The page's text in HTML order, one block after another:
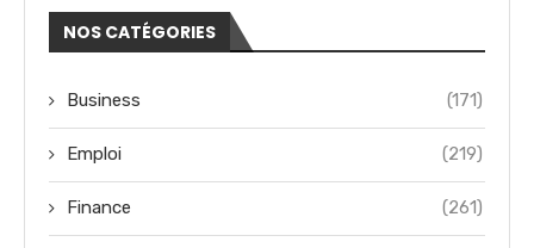
NOS CATÉGORIES
Business (171)
Emploi (219)
Finance (261)